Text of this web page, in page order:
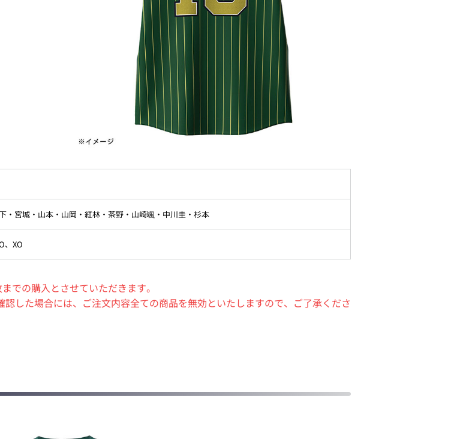
・宮城・山本・山岡・紅林・茶野・山崎颯・中川圭・杉本
、XO
での購入とさせていただきます。
した場合には、ご注文内容全ての商品を無効といたしますので、ご了承くださ